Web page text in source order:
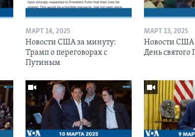
МАРТ 14, 2025
Новости США за минуту:
Трамп о переговорах с
Путиным
МАРТ 13, 2025
Новости США
День святого